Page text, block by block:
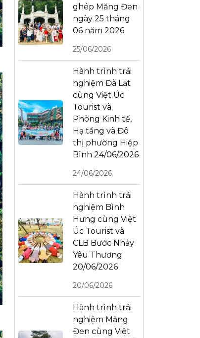
ghép Măng Đen
ngày 25 tháng
06 năm 2026
25/06/2026
Hành trình trải
nghiệm Đà Lạt
cùng Việt Úc
Tourist và
Phòng Kinh tế,
Hạ tầng và Đô
thị phường Hiệp
Bình 24/06/2026
24/06/2026
Hành trình trải
nghiệm Bình
Hưng cùng Việt
Úc Tourist và
CLB Bước Nhảy
Yêu Thương
20/06/2026
20/06/2026
Hành trình trải
nghiệm Măng
Đen cùng Việt